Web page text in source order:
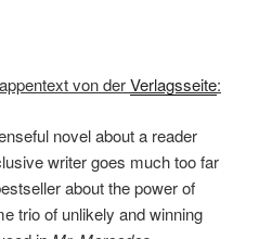
von derVerlagsseite:
novel about a reader
writer goes much too far
about the power of
trio of unlikely and winning